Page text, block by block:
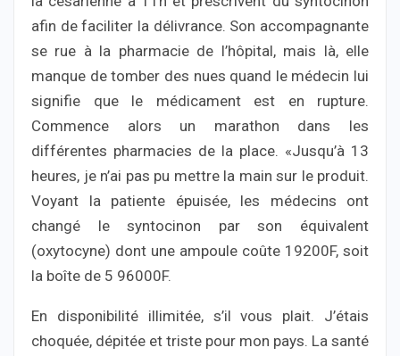
afin de faciliter la délivrance. Son accompagnante
se rue à la pharmacie de l’hôpital, mais là, elle
manque de tomber des nues quand le médecin lui
signifie que le médicament est en rupture.
Commence alors un marathon dans les
différentes pharmacies de la place. «Jusqu’à 13
heures, je n’ai pas pu mettre la main sur le produit.
Voyant la patiente épuisée, les médecins ont
changé le syntocinon par son équivalent
(oxytocyne) dont une ampoule coûte 19200F, soit
la boîte de 5 96000F.
En disponibilité illimitée, s’il vous plait. J’étais
choquée, dépitée et triste pour mon pays. La santé